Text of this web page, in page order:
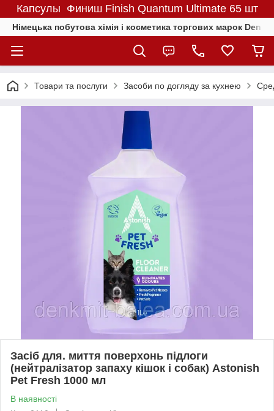
Капсулы Финиш Finish Quantum Ultimate 65 шт
Німецька побутова хімія і косметика торгових марок
Товари та послуги Засоби по догляду за кухнею
Засіб для. миття поверхонь підлоги
(нейтралізатор запаху кішок і собак) Astonish
Pet Fresh 1000 мл
В наявності